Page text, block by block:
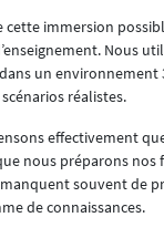
cette immersion
Nous
un environnement
réalistes.
effectivement
nous préparons
souvent de
de connaissances.